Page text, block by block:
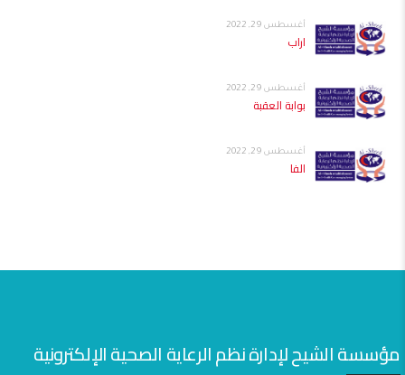
أغسطس 29, 2022
اراب
أغسطس 29, 2022
بوابة العقبة
أغسطس 29, 2022
الفا
مؤسسة الشيح لإدارة نظم الرعاية الصحية الإلكترونية